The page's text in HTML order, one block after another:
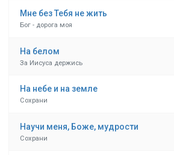
Мне без Тебя не жить
Бог - дорога моя
На белом
За Иисуса держись
На небе и на земле
Сохрани
Научи меня, Боже, мудрости
Сохрани